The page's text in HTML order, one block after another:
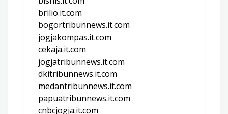
brilio.it.com
bogortribunnews.it.com
jogjakompas.it.com
cekaja.it.com
jogjatribunnews.it.com
dkitribunnews.it.com
medantribunnews.it.com
papuatribunnews.it.com
cnbcjogja.it.com